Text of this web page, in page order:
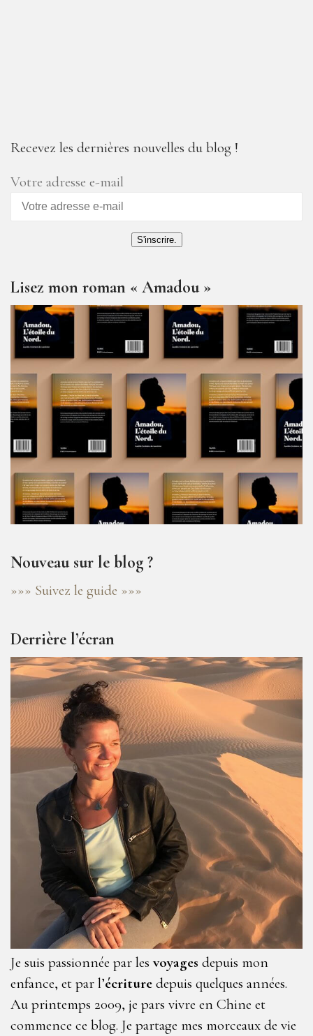
Recevez les dernières nouvelles du blog !
Votre adresse e-mail
S'inscrire.
Lisez mon roman « Amadou »
Nouveau sur le blog ?
»»» Suivez le guide »»»
Derrière l’écran
Je suis passionnée par les voyages depuis mon
enfance, et par l’écriture depuis quelques années.
Au printemps 2009, je pars vivre en Chine et
commence ce blog. Je partage mes morceaux de vie